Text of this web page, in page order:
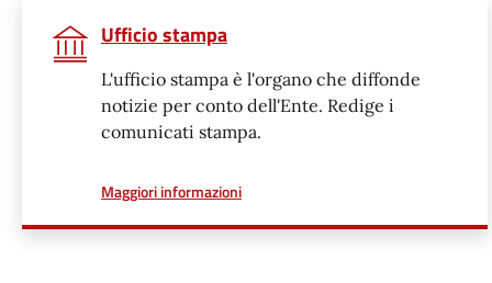
Ufficio stampa
L'ufficio stampa è l'organo che diffonde
notizie per conto dell'Ente. Redige i
comunicati stampa.
Maggiori informazionia proposito di